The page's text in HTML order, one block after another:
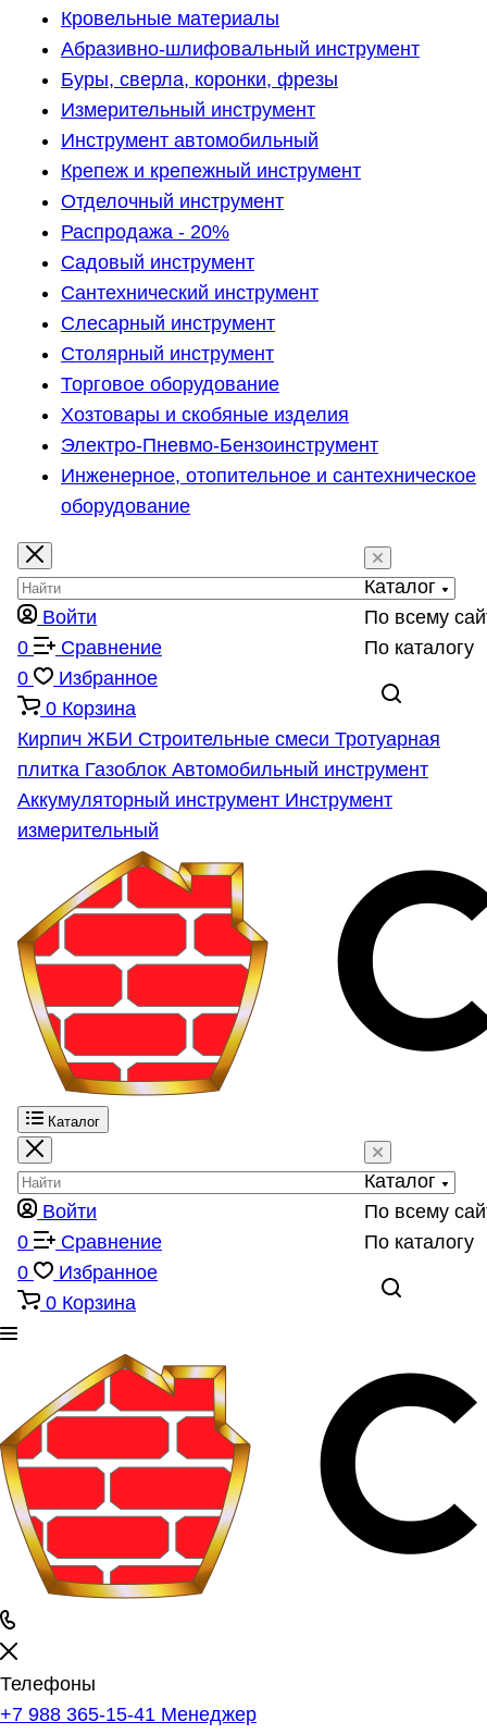
Кровельные материалы
Абразивно-шлифовальный инструмент
Буры, сверла, коронки, фрезы
Измерительный инструмент
Инструмент автомобильный
Крепеж и крепежный инструмент
Отделочный инструмент
Распродажа - 20%
Садовый инструмент
Сантехнический инструмент
Слесарный инструмент
Столярный инструмент
Торговое оборудование
Хозтовары и скобяные изделия
Электро-Пневмо-Бензоинструмент
Инженерное, отопительное и сантехническое
оборудование
Каталог
По всему
По каталогу
Войти
0
Сравнение
0
Избранное
0 Корзина
Кирпич ЖБИ Строительные смеси Тротуарная
плитка Газоблок Автомобильный инструмент
Аккумуляторный инструмент Инструмент
измерительный
Каталог
Каталог
По всему
По каталогу
Войти
0
Сравнение
0
Избранное
0 Корзина
Телефоны
+7 988 365-15-41 Менеджер